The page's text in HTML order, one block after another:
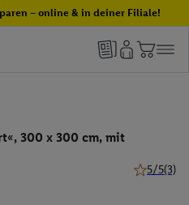
– online & in deiner Filiale!
300 x 300 cm, mit
5/5(3)